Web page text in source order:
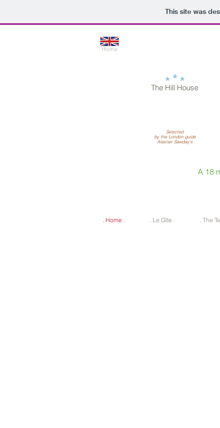
This site was
Home
The Hill House
Selected
by theLondon guide
Alastair Sawday's
A 18
. Home . . Le Gîte . . The